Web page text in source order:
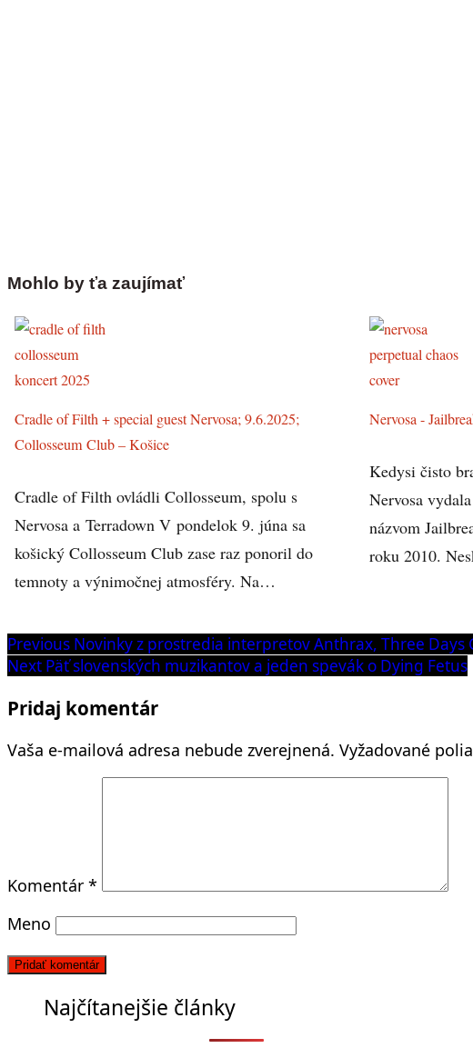
Mohlo by ťa zaujímať
Cradle of Filth + special guest Nervosa; 9.6.2025;
Collosseum Club – Košice
Cradle of Filth ovládli Collosseum, spolu s
Nervosa a Terradown V pondelok 9. júna sa
košický Collosseum Club zase raz ponoril do
temnoty a výnimočnej atmosféry. Na…
Nervosa -
Kedysi čisto
Nervosa
názvom
roku 2010.
Navigácia
v
článku
Previous Previous
post:
Novinky z prostredia interpretov Anthrax, Three Days
Next Next
Päť slovenských muzikantov a jeden spevák o Dying Fetus
Pridaj komentár
Vaša e-mailová adresa nebude zverejnená. Vyžadované
Komentár *
Meno
Najčítanejšie články